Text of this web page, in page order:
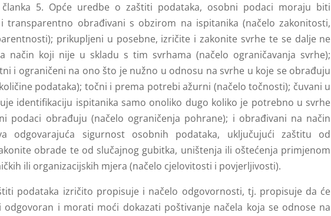
5. Opće uredbe o zaštiti podataka, osobni podaci moraju biti
transparentno obrađivani s obzirom na ispitanika (načelo zakonitosti,
prikupljeni u posebne, izričite i zakonite svrhe te se dalje ne
način koji nije u skladu s tim svrhama (načelo ograničavanja svrhe);
i ograničeni na ono što je nužno u odnosu na svrhe u koje se obrađuju
podataka); točni i prema potrebi ažurni (načelo točnosti); čuvani u
identifikaciju ispitanika samo onoliko dugo koliko je potrebno u svrhe
podaci obrađuju (načelo ograničenja pohrane); i obrađivani na način
odgovarajuća sigurnost osobnih podataka, uključujući zaštitu od
obrade te od slučajnog gubitka, uništenja ili oštećenja primjenom
ili organizacijskih mjera (načelo cjelovitosti i povjerljivosti).
podataka izričito propisuje i načelo odgovornosti, tj. propisuje da će
i morati moći dokazati poštivanje načela koja se odnose na